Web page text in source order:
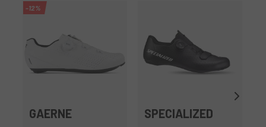
-12%
GAERNE SPECIALIZED